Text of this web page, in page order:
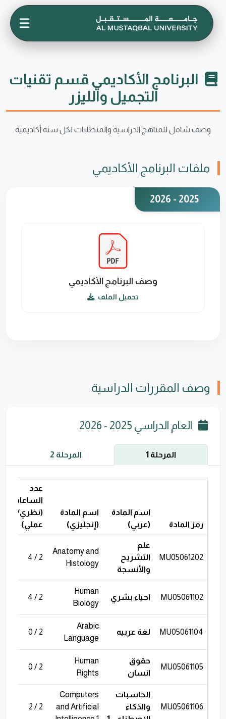
☰
البرنامج الأكاديمي قسم تقنيات
التجميل والليزر
وصف شامل للمناهج الدراسية والمتطلبات لكل سنة أكاديمية
ملفات البرنامج الأكاديمي
وصف البرنامج الأكاديمي
تحميل الملف
وصف المقررات الدراسية
العام الدراسي 2025 - 2026
المرحلة 1 المرحلة 2
رمز المادة
اسم المادة
(عربي)
اسم المادة
(إنجليزي)
عدد
الساعات
(نظري/
عملي)
MU05061202
علم
التشريح
والأنسجة
Anatomy and
Histology
2 / 4
MU05061102 احياء بشري
Human
Biology
2 / 4
MU05061104 لغة عربيه
Arabic
Language
2 / 0
MU05061105
حقوق
انسان
Human
Rights
2 / 0
MU05061106
الحاسبات
والذكاء
Computers
and Artificial
2 / 2